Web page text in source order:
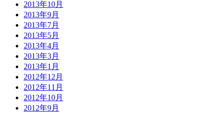
2013年10月
2013年9月
2013年7月
2013年5月
2013年4月
2013年3月
2013年1月
2012年12月
2012年11月
2012年10月
2012年9月